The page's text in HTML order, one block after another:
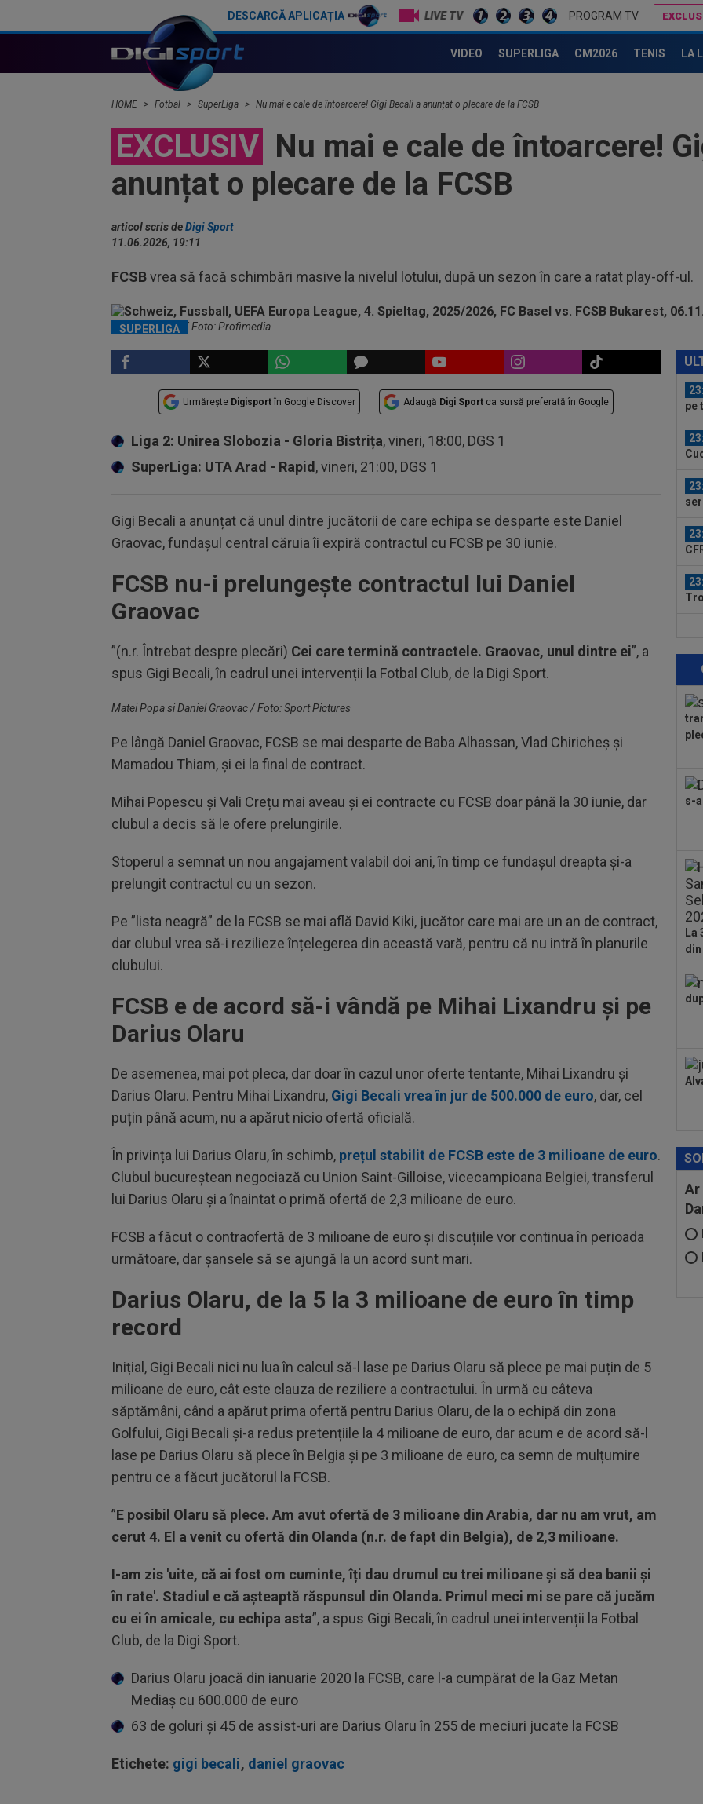
DESCARCĂ APLICAȚIA LIVE TV PROGRAM TV
VIDEO SUPERLIGA CM2026 TENIS LA
HOME Fotbal SuperLiga Nu mai e cale de întoarcere! Gigi Becali a anunțat o plecare de la FCSB
EXCLUSIV Nu mai e cale de întoarcere!
anunțat o plecare de la FCSB
articol scris deDigi Sport
11.06.2026, 19:11
FCSBvrea să facă schimbări masive la nivelul lotului, după un sezon în care a ratat play-off-ul.
SUPERLIGA
Daniel Graovac / Foto: Profimedia
Urmărește Digisport în Google Discover Adaugă Digi Sport ca sursă preferată în Google
Liga 2: Unirea Slobozia - Gloria Bistrița, vineri, 18:00, DGS 1
SuperLiga: UTA Arad - Rapid , vineri, 21:00, DGS 1
Gigi Becali a anunțat că unul dintre jucătorii de care echipa se desparte este Daniel
Graovac, fundașul central căruia îi expiră contractul cu FCSB pe 30 iunie.
FCSB nu-i prelungește contractul lui Daniel
Graovac
”(n.r. Întrebat despre plecări) Cei care termină contractele. Graovac, unul dintre ei”, a
spus Gigi Becali, în cadrul unei intervenții la Fotbal Club, de la Digi Sport.
Matei Popa si Daniel Graovac / Foto: Sport Pictures
Pe lângă Daniel Graovac, FCSB se mai desparte de Baba Alhassan, Vlad Chiricheș și
Mamadou Thiam, și ei la final de contract.
Mihai Popescu și Vali Crețu mai aveau și ei contracte cu FCSB doar până la 30 iunie, dar
clubul a decis să le ofere prelungirile.
Stoperul a semnat un nou angajament valabil doi ani, în timp ce fundașul dreapta și-a
prelungit contractul cu un sezon.
Pe ”lista neagră” de la FCSB se mai află David Kiki, jucător care mai are un an de contract,
dar clubul vrea să-i rezilieze înțelegerea din această vară, pentru că nu intră în planurile
clubului.
FCSB e de acord să-i vândă pe Mihai Lixandru și pe
Darius Olaru
De asemenea, mai pot pleca, dar doar în cazul unor oferte tentante, Mihai Lixandru și
Darius Olaru. Pentru Mihai Lixandru, Gigi Becali vrea în jur de 500.000 de euro, dar, cel
puțin până acum, nu a apărut nicio ofertă oficială.
În privința lui Darius Olaru, în schimb, prețul stabilit de FCSB este de 3 milioane de euro.
Clubul bucureștean negociază cu Union Saint-Gilloise, vicecampioana Belgiei, transferul
lui Darius Olaru și a înaintat o primă ofertă de 2,3 milioane de euro.
FCSB a făcut o contraofertă de 3 milioane de euro și discuțiile vor continua în perioada
următoare, dar șansele să se ajungă la un acord sunt mari.
Darius Olaru, de la 5 la 3 milioane de euro în timp
record
Inițial, Gigi Becali nici nu lua în calcul să-l lase pe Darius Olaru să plece pe mai puțin de 5
milioane de euro, cât este clauza de reziliere a contractului. În urmă cu câteva
săptămâni, când a apărut prima ofertă pentru Darius Olaru, de la o echipă din zona
Golfului, Gigi Becali și-a redus pretențiile la 4 milioane de euro, dar acum e de acord să-l
lase pe Darius Olaru să plece în Belgia și pe 3 milioane de euro, ca semn de mulțumire
pentru ce a făcut jucătorul la FCSB.
”E posibil Olaru să plece. Am avut ofertă de 3 milioane din Arabia, dar nu am vrut, am
cerut 4. El a venit cu ofertă din Olanda (n.r. de fapt din Belgia), de 2,3 milioane.
I-am zis 'uite, că ai fost om cuminte, îți dau drumul cu trei milioane și să dea banii și
în rate'. Stadiul e că așteaptă răspunsul din Olanda. Primul meci mi se pare că jucăm
cu ei în amicale, cu echipa asta”, a spus Gigi Becali, în cadrul unei intervenții la Fotbal
Club, de la Digi Sport.
Darius Olaru joacă din ianuarie 2020 la FCSB, care l-a cumpărat de la Gaz Metan
Mediaș cu 600.000 de euro
63 de goluri și 45 de assist-uri are Darius Olaru în 255 de meciuri jucate la FCSB
Etichete: gigi becali, daniel graovac
de
pe
pe
0-
s-
La
Ar